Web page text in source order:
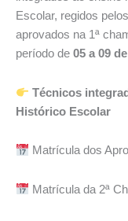
Escolar, regidos
aprovados na 1ª
período de 05 a 09
Técnicos
Histórico Escolar
Matrícula dos
Matrícula da 2ª